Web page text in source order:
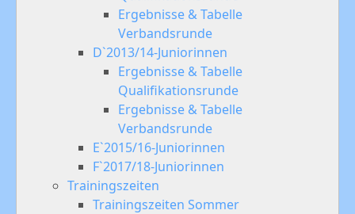
Ergebnisse & Tabelle
Verbandsrunde
D`2013/14-Juniorinnen
Ergebnisse & Tabelle
Qualifikationsrunde
Ergebnisse & Tabelle
Verbandsrunde
E`2015/16-Juniorinnen
F`2017/18-Juniorinnen
Trainingszeiten
Trainingszeiten Sommer